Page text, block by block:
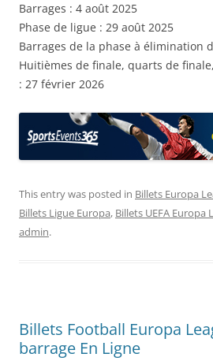
Barrages : 4 août 2025
Phase de ligue : 29 août 2025
Barrages de la phase à élimination
Huitièmes de finale, quarts de
: 27 février 2026
This entry was posted in Billets Europa
Billets Ligue Europa, Billets UEFA Europa
admin.
Billets Football Europa
barrage En Ligne